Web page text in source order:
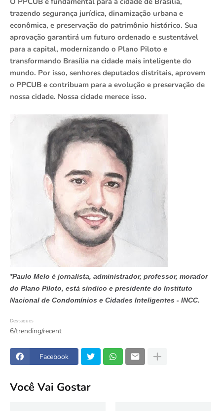
trazendo segurança jurídica, dinamização urbana e
econômica, e preservação do patrimônio histórico. Sua
aprovação garantirá um futuro ordenado e sustentável
para a capital, modernizando o Plano Piloto e
transformando Brasília na cidade mais inteligente do
mundo. Por isso, senhores deputados distritais, aprovem
o PPCUB e contribuam para a evolução e preservação de
nossa cidade. Nossa cidade merece isso.
*Paulo Melo é jornalista, administrador, professor, morador
do Plano Piloto, está síndico e presidente do Instituto
Nacional de Condomínios e Cidades Inteligentes - INCC.
Destaques
6/trending/recent
Facebook
Você Vai Gostar